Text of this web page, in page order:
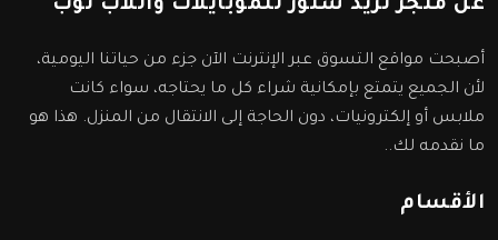
عن متجر تريد ستور للموبايلات واللاب توب
أصبحت مواقع التسوق عبر الإنترنت الآن جزء من حياتنا اليومية،
لأن الجميع يتمتع بإمكانية شراء كل ما يحتاجه، سواء كانت
ملابس أو إلكترونيات، دون الحاجة إلى الانتقال من المنزل. هذا هو
ما نقدمه لك..
الأقسام